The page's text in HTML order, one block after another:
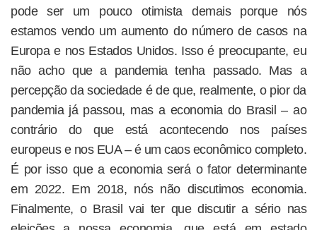
pode ser um pouco otimista demais porque nós
estamos vendo um aumento do número de casos na
Europa e nos Estados Unidos. Isso é preocupante, eu
não acho que a pandemia tenha passado. Mas a
percepção da sociedade é de que, realmente, o pior da
pandemia já passou, mas a economia do Brasil – ao
contrário do que está acontecendo nos países
europeus e nos EUA – é um caos econômico completo.
É por isso que a economia será o fator determinante
em 2022. Em 2018, nós não discutimos economia.
Finalmente, o Brasil vai ter que discutir a sério nas